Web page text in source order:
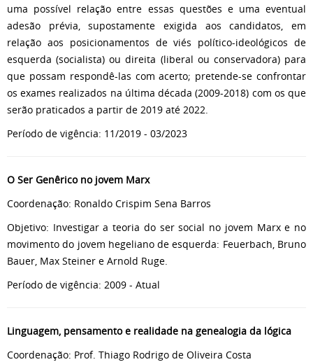
uma possível relação entre essas questões e uma eventual
adesão prévia, supostamente exigida aos candidatos, em
relação aos posicionamentos de viés político-ideológicos de
esquerda (socialista) ou direita (liberal ou conservadora) para
que possam respondê-las com acerto; pretende-se confrontar
os exames realizados na última década (2009-2018) com os que
serão praticados a partir de 2019 até 2022.
Período de vigência: 11/2019 - 03/2023
O Ser Genêrico no jovem Marx
Coordenação: Ronaldo Crispim Sena Barros
Objetivo: Investigar a teoria do ser social no jovem Marx e no
movimento do jovem hegeliano de esquerda: Feuerbach, Bruno
Bauer, Max Steiner e Arnold Ruge.
Período de vigência: 2009 - Atual
Linguagem, pensamento e realidade na genealogia da lógica
Coordenação: Prof. Thiago Rodrigo de Oliveira Costa